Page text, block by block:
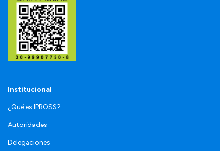
Institucional
¿Qué es IPROSS?
Autoridades
Delegaciones